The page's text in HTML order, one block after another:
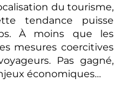
du tourisme,
tendance puisse
À moins que les
mesures coercitives
Pas gagné,
économiques…